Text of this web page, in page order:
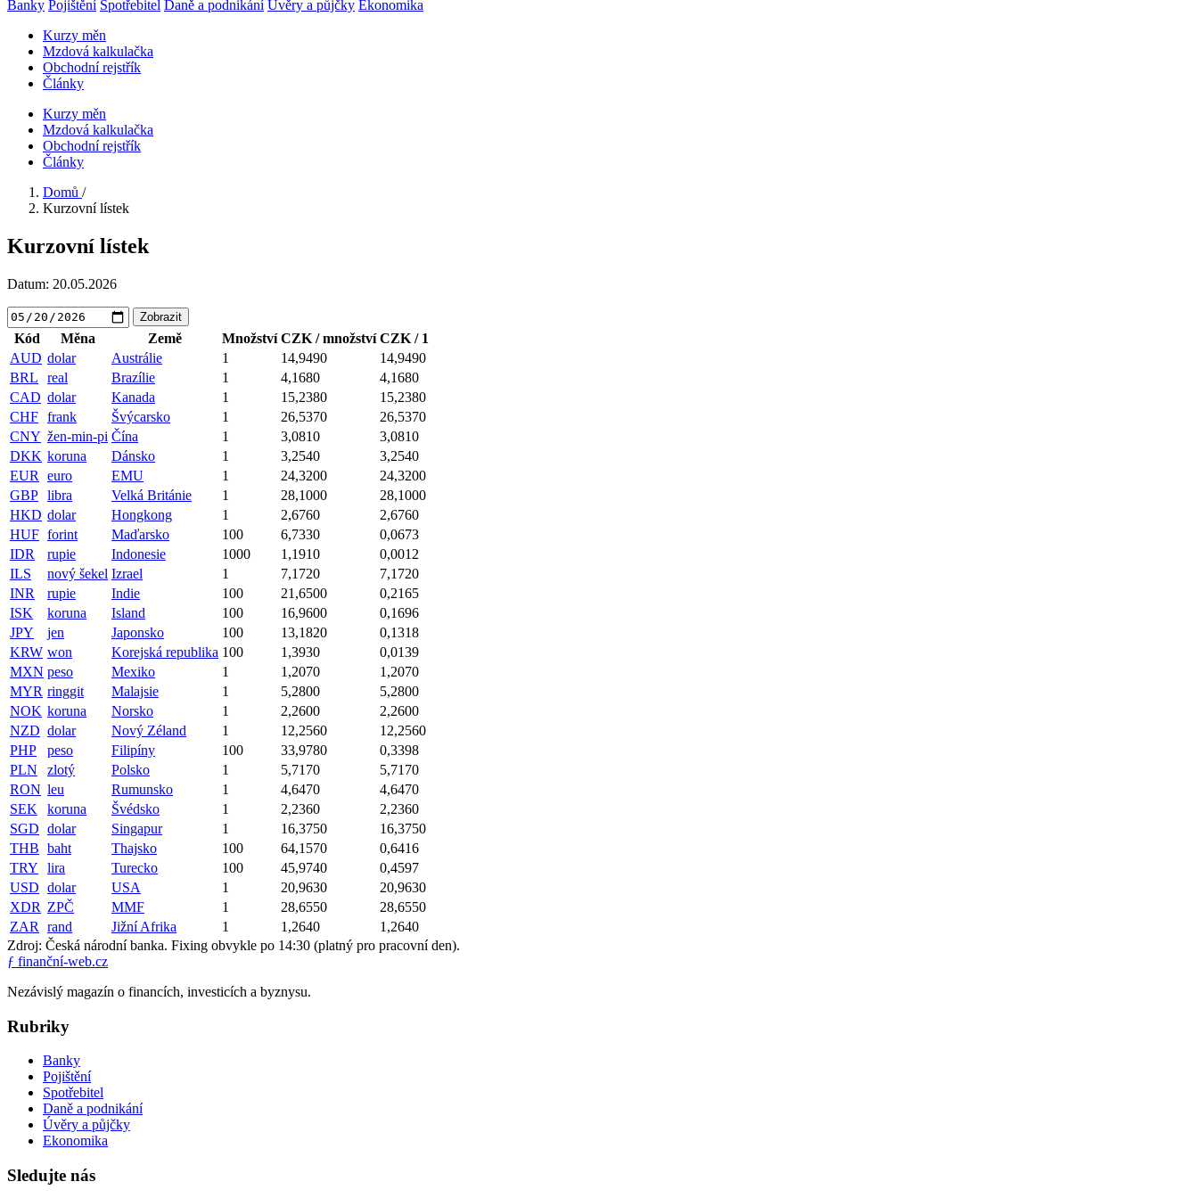
Banky Pojištění Spotřebitel Daně a podnikání Úvěry a půjčky Ekonomika
Kurzy měn
Mzdová kalkulačka
Obchodní rejstřík
Články
Kurzy měn
Mzdová kalkulačka
Obchodní rejstřík
Články
Domů /
Kurzovní lístek
Kurzovní lístek
Datum: 20.05.2026
Zobrazit
Kód Měna Země Množství CZK / množství CZK / 1
AUD dolar Austrálie 1 14,9490
14,9490
BRL
real Brazílie 1 4,1680
4,1680
CAD dolar Kanada 1 15,2380
15,2380
CHF frank Švýcarsko 1 26,5370
26,5370
CNY žen-min-pi Čína 1 3,0810
3,0810
DKK koruna Dánsko 1 3,2540
3,2540
EUR
euro EMU 1 24,3200
24,3200
GBP libra Velká Británie 1 28,1000
28,1000
HKD dolar Hongkong 1 2,6760
2,6760
HUF forint Maďarsko 100 6,7330
0,0673
IDR
rupie Indonesie 1000 1,1910
0,0012
ILS
nový šekel Izrael 1 7,1720
7,1720
INR
rupie Indie 100 21,6500
0,2165
ISK
koruna Island 100 16,9600
0,1696
JPY
jen Japonsko 100 13,1820
0,1318
KRW won Korejská republika 100 1,3930
0,0139
MXN peso Mexiko 1 1,2070
1,2070
MYR ringgit Malajsie 1 5,2800
5,2800
NOK koruna Norsko 1 2,2600
2,2600
NZD dolar Nový Zéland 1 12,2560
12,2560
PHP
peso Filipíny 100 33,9780
0,3398
PLN
zlotý Polsko 1 5,7170
5,7170
RON leu Rumunsko 1 4,6470
4,6470
SEK
koruna Švédsko 1 2,2360
2,2360
SGD dolar Singapur 1 16,3750
16,3750
THB baht Thajsko 100 64,1570
0,6416
TRY
lira Turecko 100 45,9740
0,4597
USD dolar USA 1 20,9630
20,9630
XDR ZPČ MMF 1 28,6550
28,6550
ZAR
rand Jižní Afrika 1 1,2640
1,2640
Zdroj: Česká národní banka. Fixing obvykle po 14:30 (platný pro pracovní den).
ƒ finanční-web.cz
Nezávislý magazín o financích, investicích a byznysu.
Rubriky
Banky
Pojištění
Spotřebitel
Daně a podnikání
Úvěry a půjčky
Ekonomika
Sledujte nás